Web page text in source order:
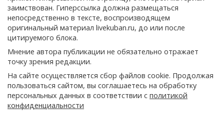
заимствован. Гиперссылка должна размещаться
непосредственно в тексте, воспроизводящем
оригинальный материал livekuban.ru, до или после
цитируемого блока.
Мнение автора публикации не обязательно отражает
точку зрения редакции.
На сайте осуществляется сбор файлов cookie. Продолжая
пользоваться сайтом, вы соглашаетесь на обработку
персональных данных в соответствии с политикой
конфиденциальности